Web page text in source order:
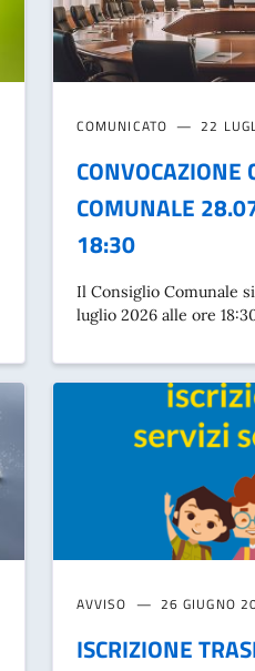
COMUNICATO 22
CONVOCAZIONE
COMUNALE
18:30
Il Consiglio Comunale
luglio 2026 alle ore
AVVISO 26 GIUGNO
ISCRIZIONE